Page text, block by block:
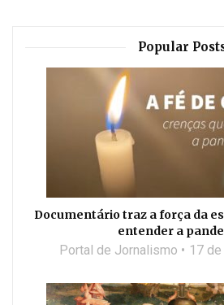
Popular
Documentário traz a força da
entender a
Portal de Jornalismo 17